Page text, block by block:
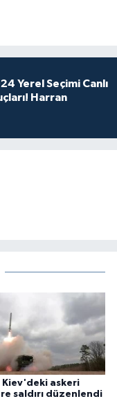
Yerel Seçimi Canlı
Harran
Kiev'deki askeri
saldırı düzenlendi